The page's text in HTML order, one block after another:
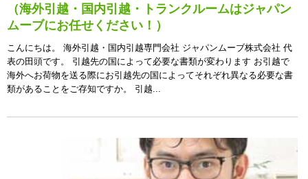
（海外引越・国内引越・トランクルームはジャパン
ムーブにお任せください！）
こんにちは。 海外引越・国内引越専門会社 ジャパンムーブ株式会社 代
表の田頭です。 引越先の国によって必要な書類が変わります お引越で
海外へお荷物を送る際にお引越先の国によってそれぞれ異なる必要な書
類があることをご存知ですか。 引越...